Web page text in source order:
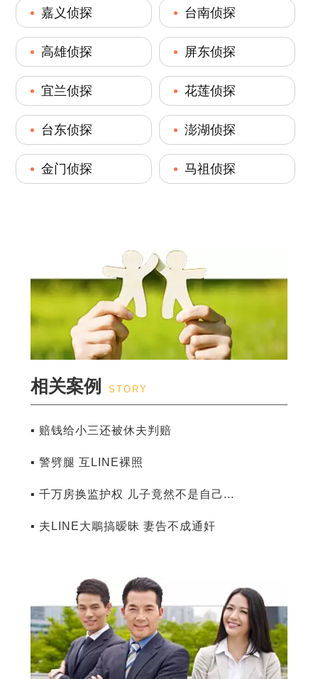
嘉义侦探 台南侦探
高雄侦探 屏东侦探
宜兰侦探 花莲侦探
台东侦探 澎湖侦探
金门侦探 马祖侦探
相关案例 STORY
▪ 赔钱给小三还被休夫判赔
▪ 警劈腿 互LINE裸照
▪ 千万房换监护权 儿子竟然不是自己...
▪ 夫LINE大鵰搞暧昧 妻告不成通奸